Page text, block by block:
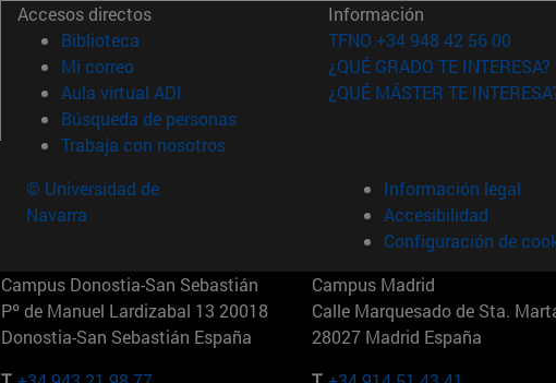
Accesos directos
Biblioteca (abre en nueva ventana)
Mi correo(abre en nueva ventana)
Aula virtual ADI (abre en nueva ventana)
Búsqueda de personas(abre en nueva ventana)
Trabaja con nosotros(abre en nueva ventana)
Información
TFNO +34 948 42 56 00
¿QUÉ GRADO TE INTERESA?
¿QUÉ MÁSTER TE
© Universidad de
Navarra
Información legal
Accesibilidad
Configuración de
Campus Donostia-San Sebastián
Pº de Manuel Lardizabal 13 20018
Donostia-San Sebastián España
Campus Madrid
Calle Marquesado de Sta.
28027 Madrid España